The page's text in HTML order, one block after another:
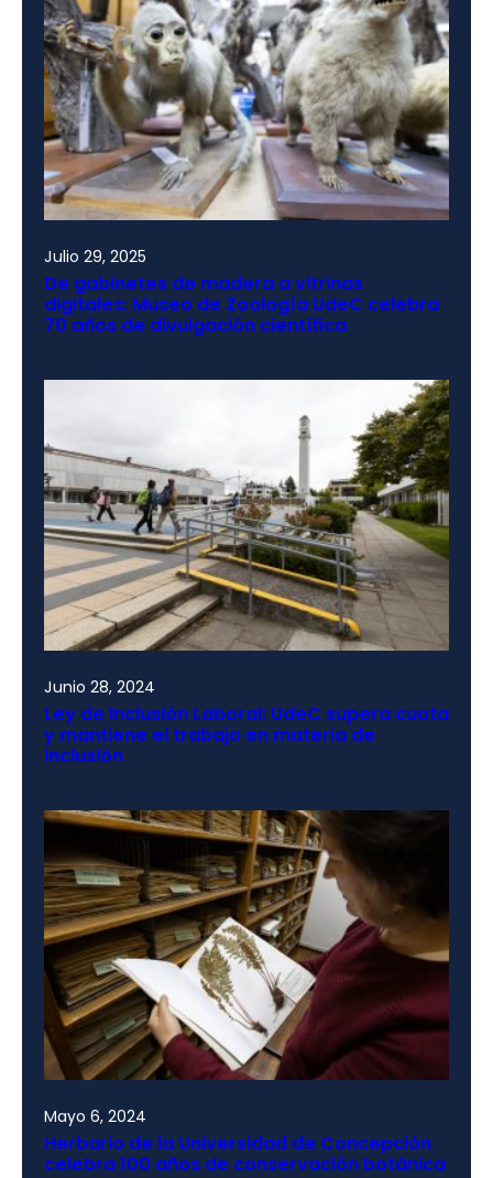
Julio 29, 2025
De gabinetes de madera a vitrinas
digitales: Museo de Zoología UdeC celebra
70 años de divulgación científica
Junio 28, 2024
Ley de Inclusión Laboral: UdeC supera cuota
y mantiene el trabajo en materia de
inclusión
Mayo 6, 2024
Herbario de la Universidad de Concepción
celebra 100 años de conservación botánica